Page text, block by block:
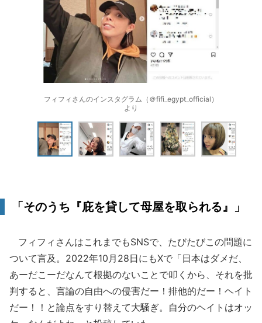
フィフィさんのインスタグラム（＠fifi_egypt_official）
より
「そのうち『庇を貸して母屋を取られる』」
フィフィさんはこれまでもSNSで、たびたびこの問題に
ついて言及。2022年10月28日にもXで「日本はダメだ、
あーだこーだなんて根拠のないことで叩くから、それを批
判すると、言論の自由への侵害だー！排他的だー！ヘイト
だー！！と論点をすり替えて大騒ぎ。自分のヘイトはオッ